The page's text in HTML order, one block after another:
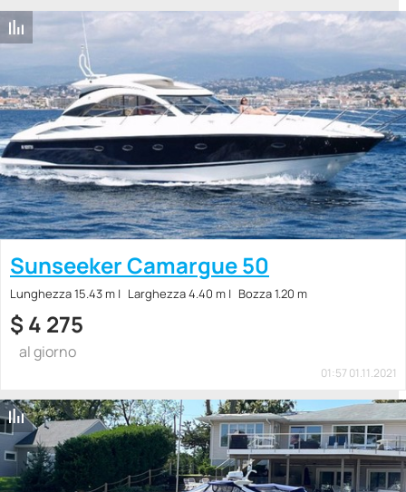
Sunseeker Camargue 50
Lunghezza 15.43 m Larghezza 4.40 m Bozza 1.20 m
$ 4 275
al giorno
01:57 01.11.2021